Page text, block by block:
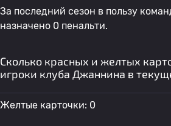
За последний сезон в пользу
назначено 0 пенальти.
Сколько красных и желтых
игроки клуба Джаннина в
Желтые карточки: 0